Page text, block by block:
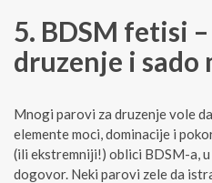
5. BDSM fetisi
druzenje i sado
Mnogi parovi za druzenje vole
elemente moci, dominacije i
(ili ekstremniji!) oblici BDSM-a,
dogovor. Neki parovi zele da